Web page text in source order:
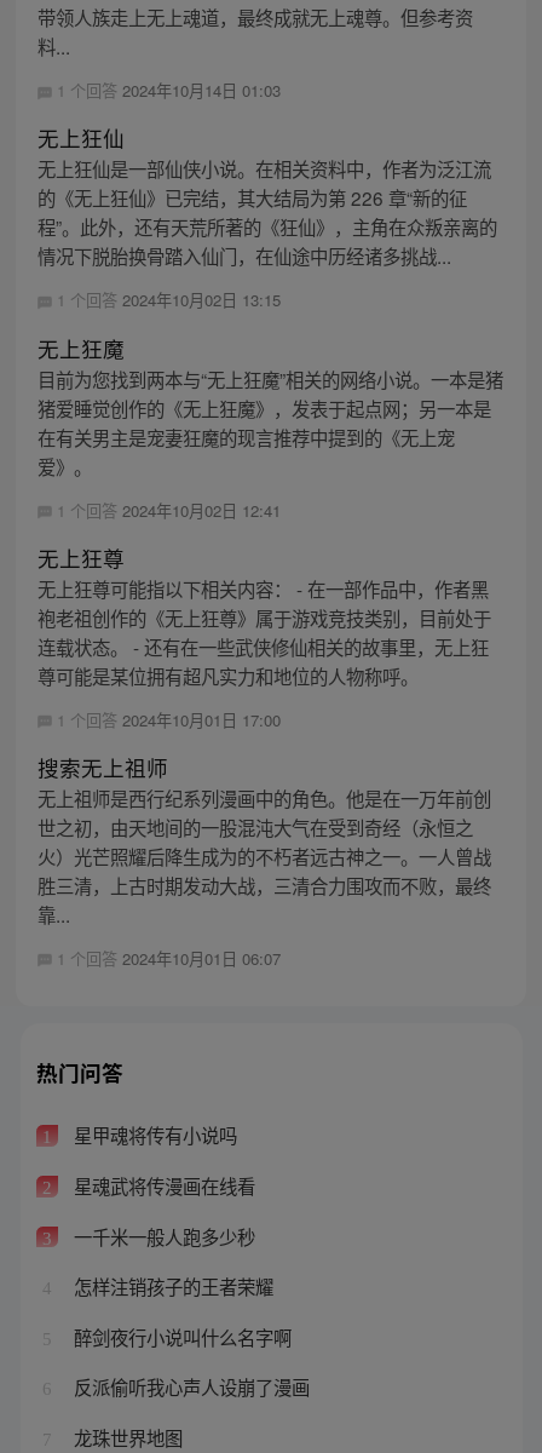
带领人族走上无上魂道，最终成就无上魂尊。但参考资
料...
1 个回答 2024年10月14日 01:03
无上狂仙
无上狂仙是一部仙侠小说。在相关资料中，作者为泛江流
的《无上狂仙》已完结，其大结局为第 226 章“新的征
程”。此外，还有天荒所著的《狂仙》，主角在众叛亲离的
情况下脱胎换骨踏入仙门，在仙途中历经诸多挑战...
1 个回答 2024年10月02日 13:15
无上狂魔
目前为您找到两本与“无上狂魔”相关的网络小说。一本是猪
猪爱睡觉创作的《无上狂魔》，发表于起点网；另一本是
在有关男主是宠妻狂魔的现言推荐中提到的《无上宠
爱》。
1 个回答 2024年10月02日 12:41
无上狂尊
无上狂尊可能指以下相关内容： - 在一部作品中，作者黑
袍老祖创作的《无上狂尊》属于游戏竞技类别，目前处于
连载状态。 - 还有在一些武侠修仙相关的故事里，无上狂
尊可能是某位拥有超凡实力和地位的人物称呼。
1 个回答 2024年10月01日 17:00
搜索无上祖师
无上祖师是西行纪系列漫画中的角色。他是在一万年前创
世之初，由天地间的一股混沌大气在受到奇经（永恒之
火）光芒照耀后降生成为的不朽者远古神之一。一人曾战
胜三清，上古时期发动大战，三清合力围攻而不败，最终
靠...
1 个回答 2024年10月01日 06:07
热门问答
1 星甲魂将传有小说吗
2 星魂武将传漫画在线看
3 一千米一般人跑多少秒
4 怎样注销孩子的王者荣耀
5 醉剑夜行小说叫什么名字啊
6 反派偷听我心声人设崩了漫画
7 龙珠世界地图